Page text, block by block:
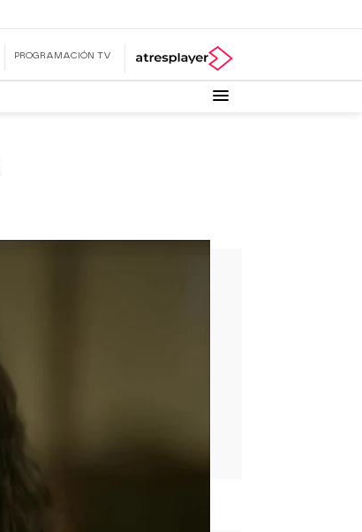
PROGRAMACIÓN TV